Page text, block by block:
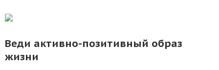
Веди активно-позитивный образ
жизни